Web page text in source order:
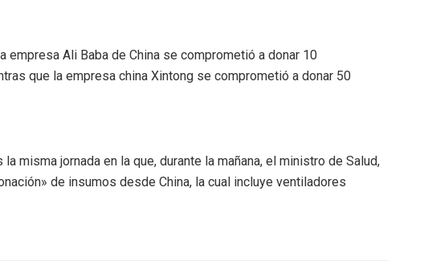
empresa Ali Baba de China se comprometió a donar 10
que la empresa china Xintong se comprometió a donar 50
misma jornada en la que, durante la mañana, el ministro de Salud,
de insumos desde China, la cual incluye ventiladores